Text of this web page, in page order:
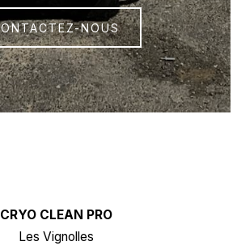
CONTACTEZ-NOUS
CRYO CLEAN PRO
Les Vignolles